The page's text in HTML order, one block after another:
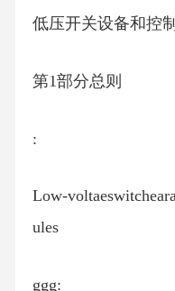
低压开关设备和控
第1部分总则
:
Low-
ules
ggg: